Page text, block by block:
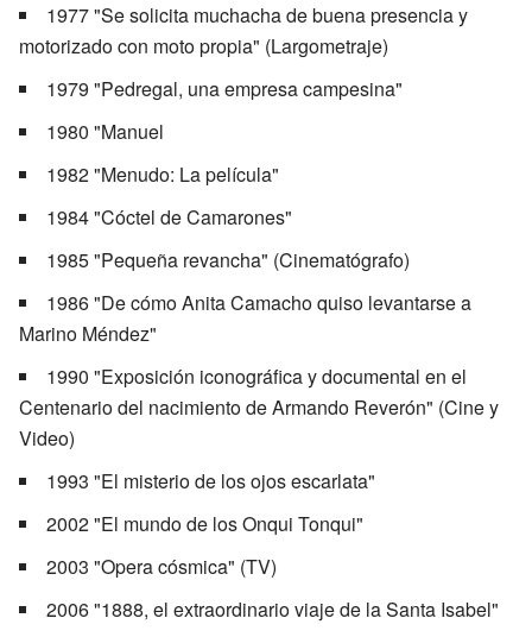
1977 "Se solicita muchacha de buena presencia y
motorizado con moto propia" (Largometraje)
1979 "Pedregal, una empresa campesina"
1980 "Manuel
1982 "Menudo: La película"
1984 "Cóctel de Camarones"
1985 "Pequeña revancha" (Cinematógrafo)
1986 "De cómo Anita Camacho quiso levantarse a
Marino Méndez"
1990 "Exposición iconográfica y documental en el
Centenario del nacimiento de Armando Reverón" (Cine y
Video)
1993 "El misterio de los ojos escarlata"
2002 "El mundo de los Onqui Tonqui"
2003 "Opera cósmica" (TV)
2006 "1888, el extraordinario viaje de la Santa Isabel"